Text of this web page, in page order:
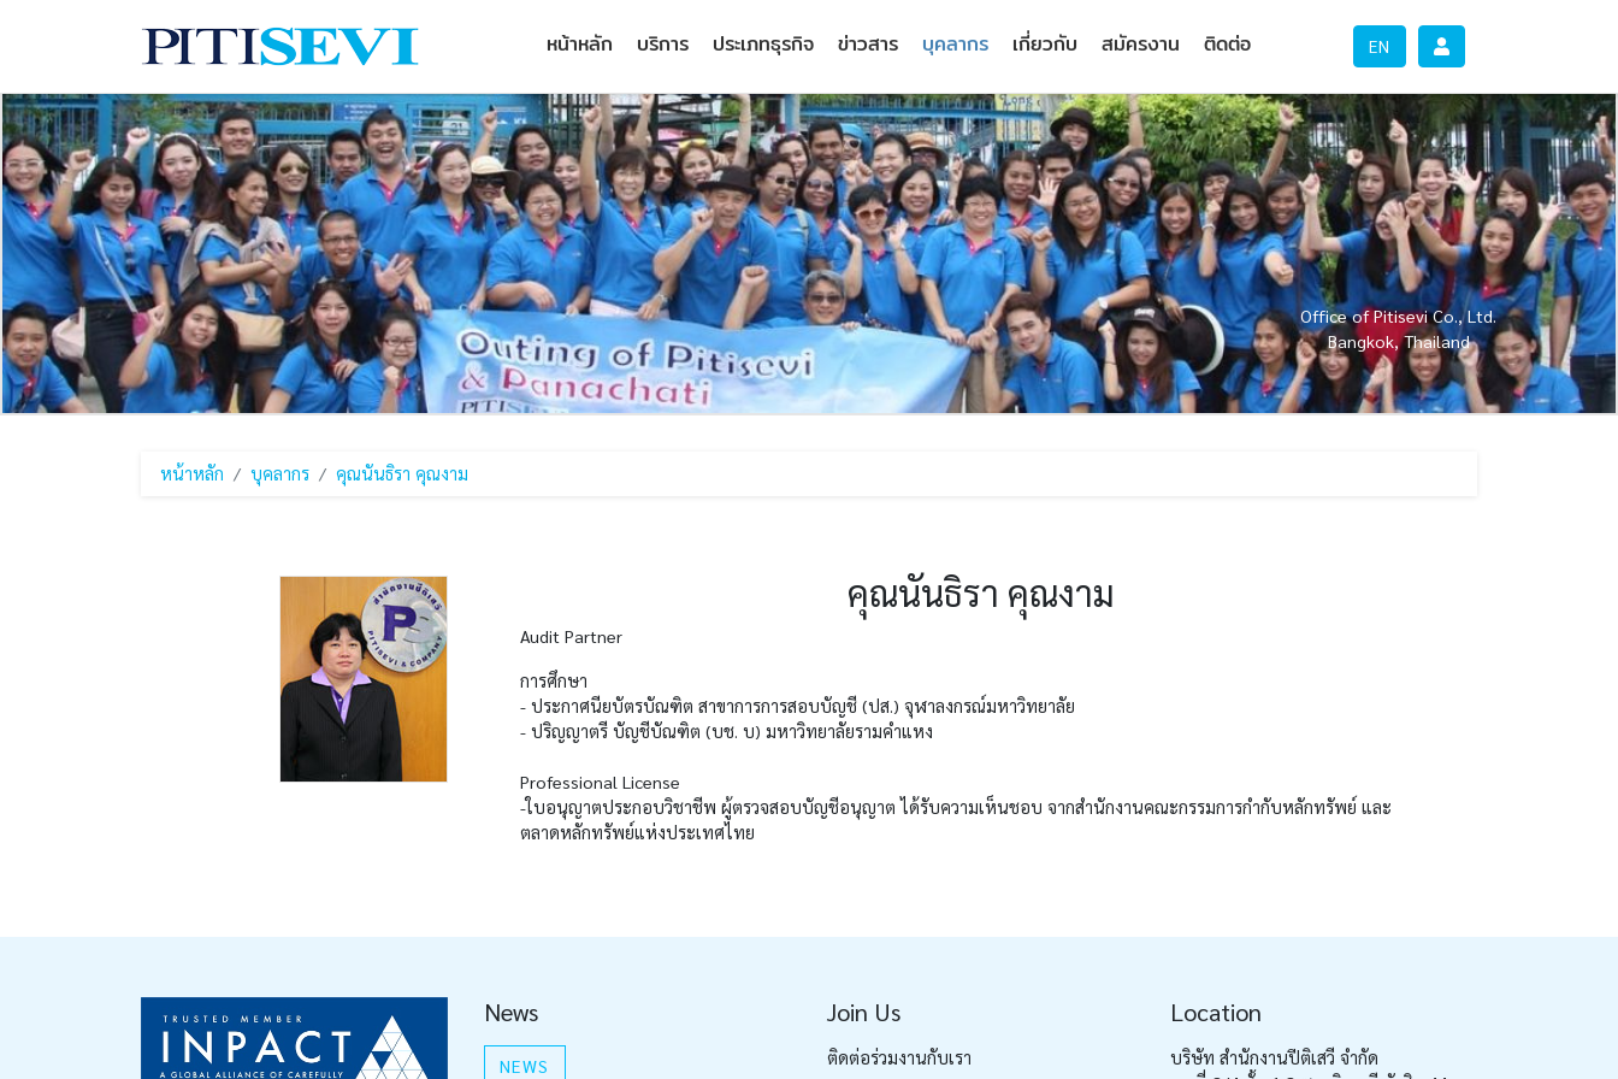
หน้าหลัก บริการ ประเภทธุรกิจ ข่าวสาร บุคลากร เกี่ยวกับ สมัครงาน ติดต่อ EN
Office of Pitisevi Co., Ltd.
Bangkok, Thailand
หน้าหลัก บุคลากร คุณนันธิรา คุณงาม
คุณนันธิรา คุณงาม
Audit Partner
การศึกษา
- ประกาศนียบัตรบัณฑิต สาขาการการสอบบัญชี (ปส.) จุฬาลงกรณ์มหาวิทยาลัย
- ปริญญาตรี บัญชีบัณฑิต (บช. บ) มหาวิทยาลัยรามคำแหง
Professional License
-ใบอนุญาตประกอบวิชาชีพ ผู้ตรวจสอบบัญชีอนุญาต ได้รับความเห็นชอบ จากสำนักงานคณะกรรมการกำกับหลักทรัพย์ และ
ตลาดหลักทรัพย์แห่งประเทศไทย
News
NEWS
Join Us
ติดต่อร่วมงานกับเรา
Location
บริษัท สำนักงานปีติเสวี จำกัด